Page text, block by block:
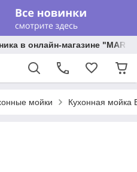
в онлайн-магазине "MARY
мойки Кухонная мойка